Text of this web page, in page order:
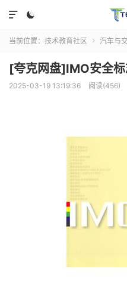


当前位置： 技术教育社区  汽车与
[夸克网盘]IMO安全标
2025-03-19 13:19:36 阅读(456)